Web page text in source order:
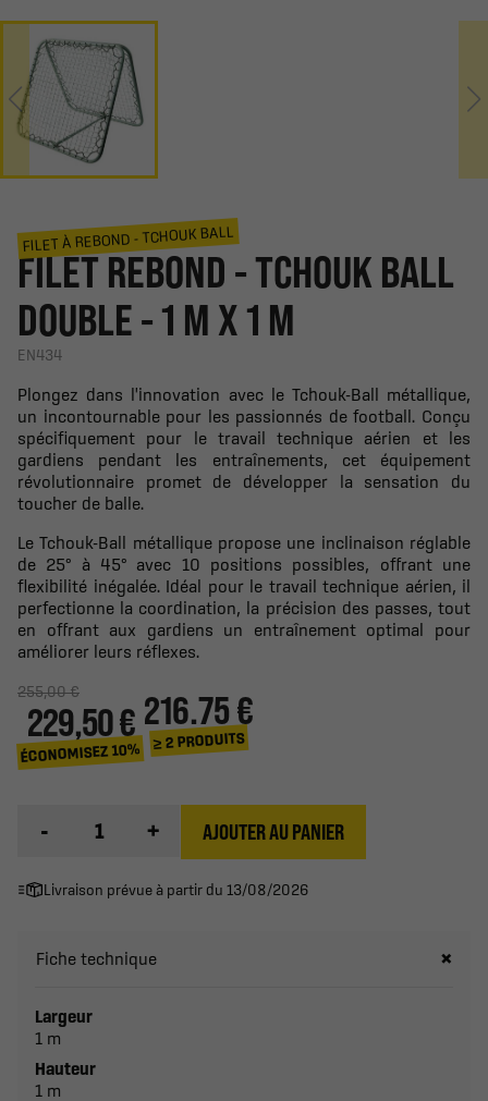
FILET À REBOND - TCHOUK BALL
FILET REBOND - TCHOUK BALL
DOUBLE - 1 M X 1 M
EN434
Plongez dans l'innovation avec le Tchouk-Ball métallique,
un incontournable pour les passionnés de football. Conçu
spécifiquement pour le travail technique aérien et les
gardiens pendant les entraînements, cet équipement
révolutionnaire promet de développer la sensation du
toucher de balle.
Le Tchouk-Ball métallique propose une inclinaison réglable
de 25° à 45° avec 10 positions possibles, offrant une
flexibilité inégalée. Idéal pour le travail technique aérien, il
perfectionne la coordination, la précision des passes, tout
en offrant aux gardiens un entraînement optimal pour
améliorer leurs réflexes.
255,00 €
229,50 €
ÉCONOMISEZ 10%
216.75 €
≥ 2 PRODUITS
- + AJOUTER AU PANIER
Livraison prévue à partir du 13/08/2026
Fiche technique
Largeur
1 m
Hauteur
1 m